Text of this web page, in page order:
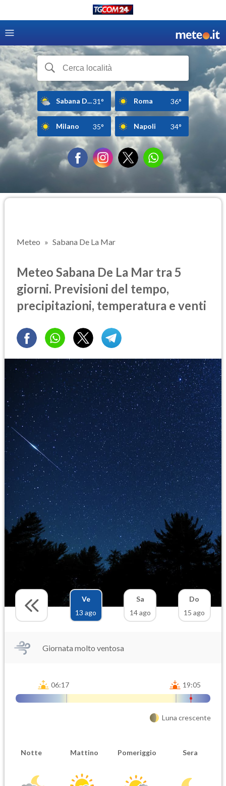
Sabana D...31° Roma 36°
Milano 35° Napoli 34°
Meteo Sabana De La Mar
Meteo Sabana De La Mar tra 5
giorni. Previsioni del tempo,
precipitazioni, temperatura e venti
Ve
13 ago
Sa
14 ago
Do
15 ago
Giornata molto ventosa
06:17 19:05
Luna crescente
Notte Mattino Pomeriggio Sera